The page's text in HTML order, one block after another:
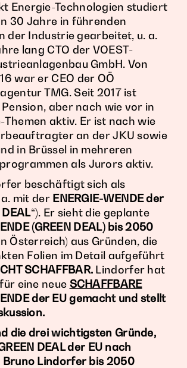
Energie-Technologien studiert
30 Jahre in führenden
der Industrie gearbeitet, u. a.
lang CTO der VOEST-
GmbH. Von
war er CEO der OÖ
TMG. Seit 2017 ist
aber nach wie vor in
Themen aktiv. Er ist nach wie
an der JKU sowie
in Brüssel in mehreren
als Jurors aktiv.
beschäftigt sich als
mit der ENERGIE-WENDE der
DEAL“). Er sieht die geplante
(GREEN DEAL) bis 2050
Österreich) aus Gründen, die
Folien im Detail aufgeführt
SCHAFFBAR. Lindorfer hat
eine neue SCHAFFBARE
der EU gemacht und stellt
die drei wichtigsten Gründe,
DEALder EU nach
Bruno Lindorfer bis 2050